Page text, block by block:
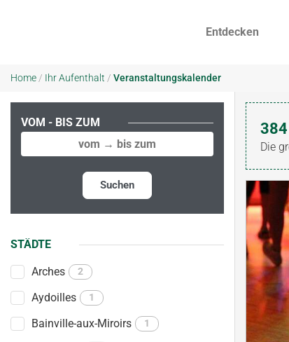
Entdecken
Home / Ihr Aufenthalt / Veranstaltungskalender
VOM - BIS ZUM
Suchen
STÄDTE
Arches 2
Aydoilles 1
Bainville-aux-Miroirs 1
384
Die